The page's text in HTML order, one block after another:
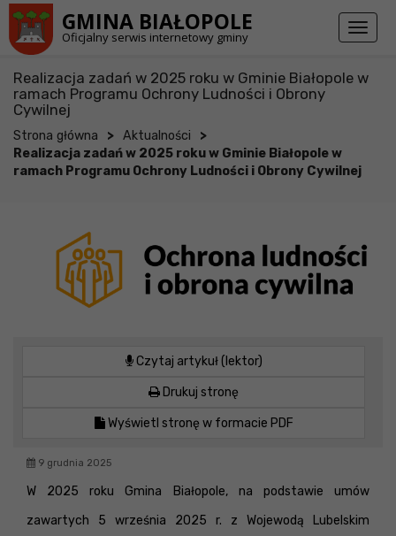
GMINA BIAŁOPOLE
Oficjalny serwis internetowy gminy
Toggle
Realizacja zadań w 2025 roku w Gminie Białopole w
ramach Programu Ochrony Ludności i Obrony
Cywilnej
Strona główna > Aktualności >
Realizacja zadań w 2025 roku w Gminie Białopole w
ramach Programu Ochrony Ludności i Obrony Cywilnej
Czytaj artykuł (lektor)
Drukuj stronę
Wyświetl stronę w formacie PDF
9 grudnia 2025
W 2025 roku Gmina Białopole, na podstawie umów
zawartych 5 września 2025 r. z Wojewodą Lubelskim